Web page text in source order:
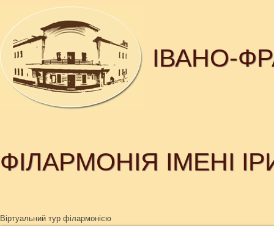
ІВАНО-
ФІЛАРМОНІЯ ІМЕНІ
Віртуальний тур філармонією